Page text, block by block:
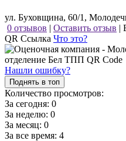
ул. Буховщина, 60/1,
0 отзывов | Оставить отзыв |
QR Ссылка Что это?
Нашли ошибку?
Поднять в топ
Количество просмотров:
За сегодня: 0
За неделю: 0
За месяц: 0
За все время: 4